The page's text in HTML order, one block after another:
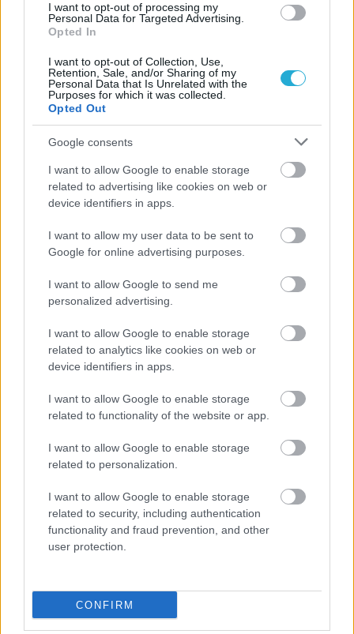
I want to opt-out of processing my
Personal Data for Targeted Advertising.
Opted In
I want to opt-out of Collection, Use,
Retention, Sale, and/or Sharing of my
Personal Data that Is Unrelated with the
Purposes for which it was collected.
Opted Out
Google consents
I want to allow Google to enable storage
related to advertising like cookies on web or
device identifiers in apps.
I want to allow my user data to be sent to
Google for online advertising purposes.
I want to allow Google to send me
personalized advertising.
I want to allow Google to enable storage
related to analytics like cookies on web or
device identifiers in apps.
I want to allow Google to enable storage
related to functionality of the website or app.
I want to allow Google to enable storage
related to personalization.
I want to allow Google to enable storage
related to security, including authentication
functionality and fraud prevention, and other
user protection.
CONFIRM
παντού…
ΚΥΠΕΛΛΟ ΕΛΛΑΔΑΣ